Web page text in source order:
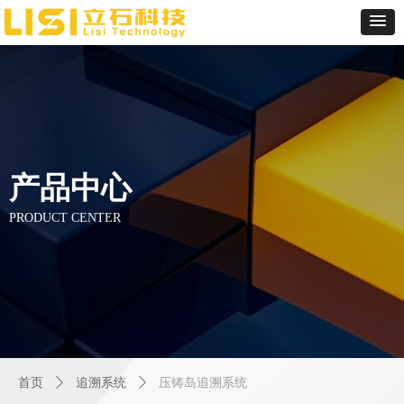
产品中心
PRODUCT CENTER
首页 ꄲ 追溯系统 ꄲ 压铸岛追溯系统